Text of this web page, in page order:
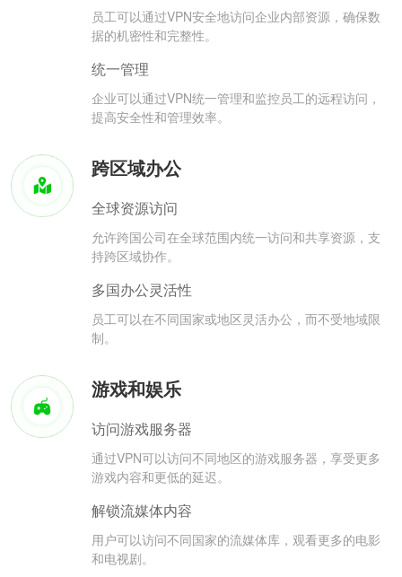
员工可以通过VPN安全地访问企业内部资源，确保数
据的机密性和完整性。
统一管理
企业可以通过VPN统一管理和监控员工的远程访问，
提高安全性和管理效率。
跨区域办公
全球资源访问
允许跨国公司在全球范围内统一访问和共享资源，支
持跨区域协作。
多国办公灵活性
员工可以在不同国家或地区灵活办公，而不受地域限
制。
游戏和娱乐
访问游戏服务器
通过VPN可以访问不同地区的游戏服务器，享受更多
游戏内容和更低的延迟。
解锁流媒体内容
用户可以访问不同国家的流媒体库，观看更多的电影
和电视剧。